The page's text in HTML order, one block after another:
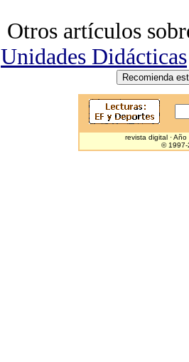
Otros artículos
Unidades Didácticas
revista digital ·
© 1997-